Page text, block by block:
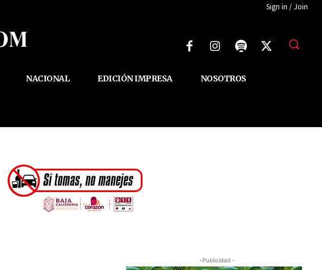
Sign in / Join
NACIONAL EDICIÓN IMPRESA NOSOTROS
-Publicidad -